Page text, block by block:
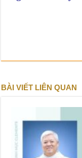
BÀI VIẾT LIÊN QUAN